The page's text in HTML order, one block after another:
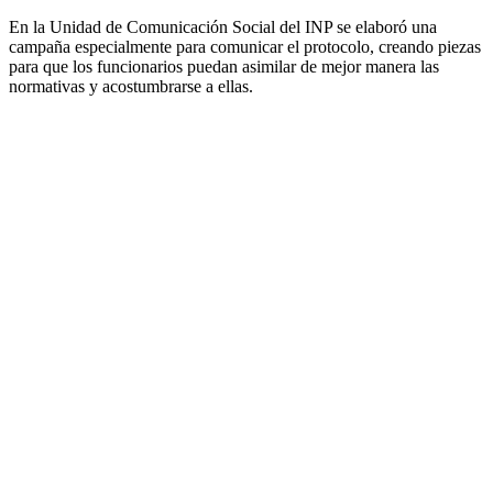
En la Unidad de Comunicación Social del INP se elaboró una
campaña especialmente para comunicar el protocolo, creando piezas
para que los funcionarios puedan asimilar de mejor manera las
normativas y acostumbrarse a ellas.